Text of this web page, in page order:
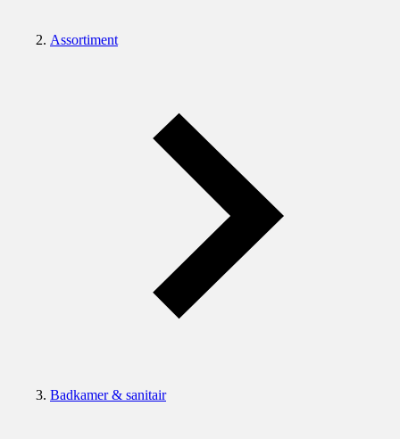
Assortiment
Badkamer & sanitair